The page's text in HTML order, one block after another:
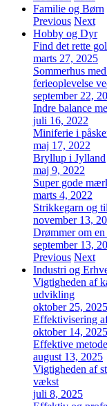
Familie og Børn
Previous Next
Hobby og Dyr
Find det rette
marts 27, 2025
Sommerhus
ferieoplevelse
september 22,
Indre balance
juli 16, 2022
Miniferie i
maj 17, 2022
Bryllup i Jylland
maj 9, 2022
Super gode
marts 4, 2022
Strikkegarn og
november 13,
Drømmer om
september 13,
Previous Next
Industri og
Vigtigheden af
udvikling
oktober 25, 2025
Effektivisering
oktober 14, 2025
Effektive
august 13, 2025
Vigtigheden af
vækst
juli 8, 2025